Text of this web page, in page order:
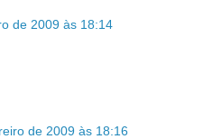
de 2009 às 18:14
de 2009 às 18:16